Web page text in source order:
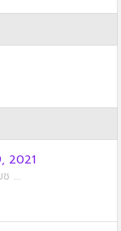
2021
...